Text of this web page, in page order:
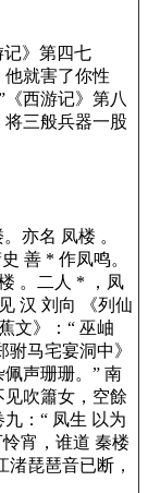
记》第四七
他就害了你性
西游记》第八
将三般兵器一股
亦名 凤楼 。
善 * 作凤鸣。
。二人 * ，凤
汉 刘向 《列仙
文》：“ 巫岫
马宅宴洞中》
声珊珊。” 南
见吹簫女，空餘
九：“ 凤生 以为
宵，谁道 秦楼
渚琵琶音已断，